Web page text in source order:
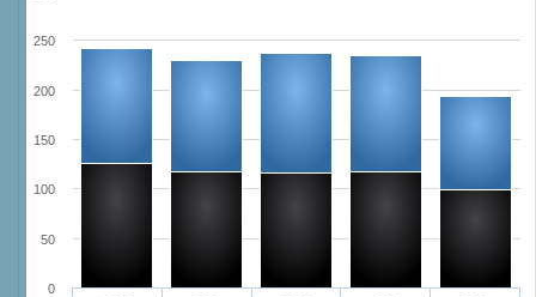
0
50
100
150
200
250